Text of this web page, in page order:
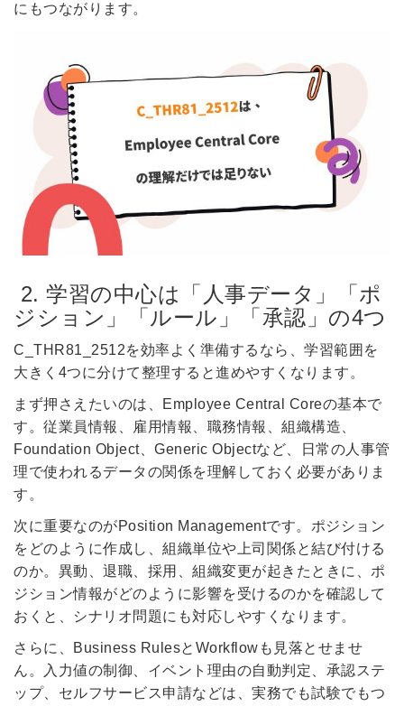
にもつながります。
2. 学習の中心は「人事データ」「ポ
ジション」「ルール」「承認」の4つ
C_THR81_2512を効率よく準備するなら、学習範囲を
大きく4つに分けて整理すると進めやすくなります。
まず押さえたいのは、Employee Central Coreの基本で
す。従業員情報、雇用情報、職務情報、組織構造、
Foundation Object、Generic Objectなど、日常の人事管
理で使われるデータの関係を理解しておく必要がありま
す。
次に重要なのがPosition Managementです。ポジション
をどのように作成し、組織単位や上司関係と結び付ける
のか。異動、退職、採用、組織変更が起きたときに、ポ
ジション情報がどのように影響を受けるのかを確認して
おくと、シナリオ問題にも対応しやすくなります。
さらに、Business RulesとWorkflowも見落とせませ
ん。入力値の制御、イベント理由の自動判定、承認ステ
ップ、セルフサービス申請などは、実務でも試験でもつ